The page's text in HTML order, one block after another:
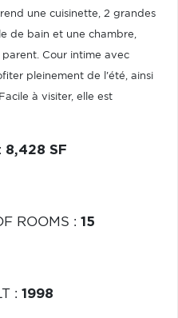
une cuisinette, 2 grandes
de bain et une chambre,
Cour intime avec
pleinement de l'été, ainsi
à visiter, elle est
8,428 SF
ROOMS : 15
: 1998